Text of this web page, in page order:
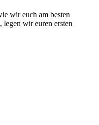
wir euch am besten
legen wir euren ersten